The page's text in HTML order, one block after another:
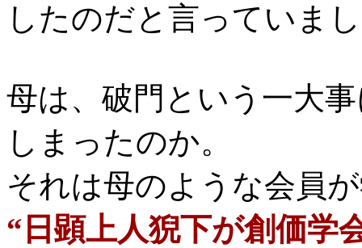
したのだと言っていま
母は、破門という一大
しまったのか。
それは母のような会員
“日顕上人猊下が創価学